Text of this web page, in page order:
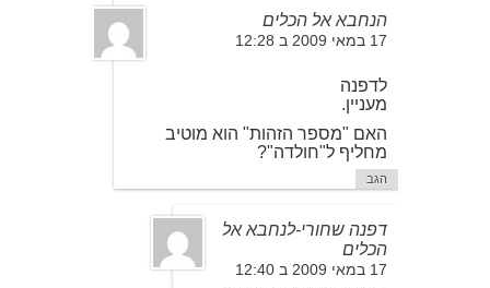
הנחבא אל הכלים
17 במאי 2009 ב 12:28
לדפנה
מעניין.
האם "מספר הזהות" הוא מוטיב
מחליף ל"חולדה"?
הגב
דפנה שחורי-לנחבא אל
הכלים
17 במאי 2009 ב 12:40